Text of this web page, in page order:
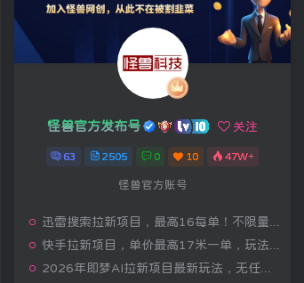
怪兽官方发布号 关注
63 2505 0 10 47W+
怪兽官方账号